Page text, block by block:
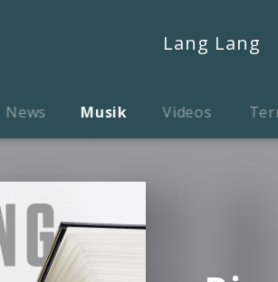
Lang Lang
News Musik Videos